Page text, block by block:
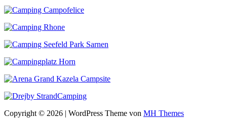
Copyright © 2026 | WordPress Theme von MH Themes